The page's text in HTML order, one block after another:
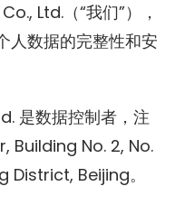
Ltd.（“我们”），
人数据的完整性和安
是数据控制者，注
Building No. 2, No.
Beijing。